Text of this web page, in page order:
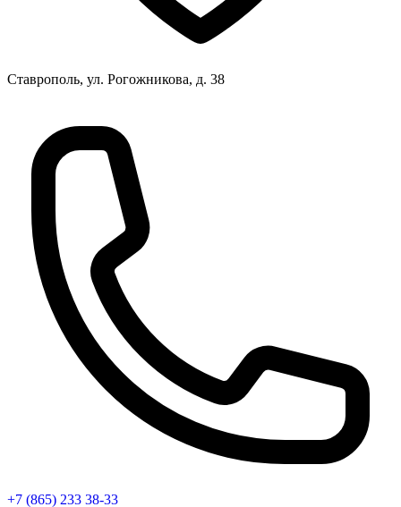
Ставрополь, ул. Рогожникова, д. 38
+7 (865) 233 38-33